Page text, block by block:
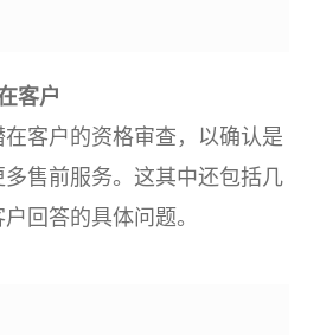
客户
客户的资格审查，以确认是
售前服务。这其中还包括几
回答的具体问题。